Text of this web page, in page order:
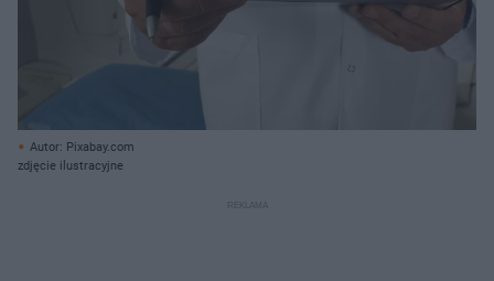
Autor: Pixabay.com
zdjęcie ilustracyjne